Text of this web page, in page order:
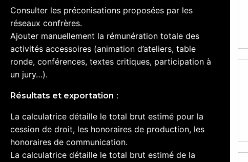
Consulter les préconisations proposées par les
réseaux confrères.
Ajouter manuellement la rémunération totale des
activités accessoires (animation d’ateliers, table
ronde, conférences, textes critiques, participation à
un jury…).
Résultats et exportation :
La calculatrice détaille le total brut estimé pour la
cession de droit, les honoraires de production, les
honoraires de communication.
La calculatrice détaille le total brut estimé de la